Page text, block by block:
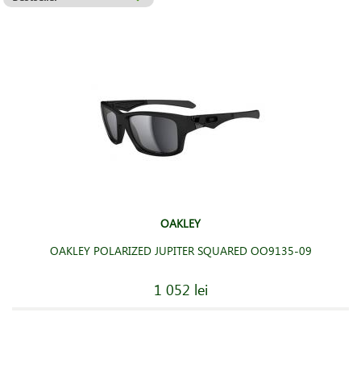
OAKLEY
OAKLEY POLARIZED JUPITER SQUARED OO9135-09
1 052 lei